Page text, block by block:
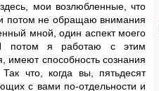
мои возлюбленные, что
потом не обращаю внимания
мной, один аспект моего
И потом я работаю с этим
имеют способность сознания
что, когда вы, пятьдесят
с вами по-отдельности и